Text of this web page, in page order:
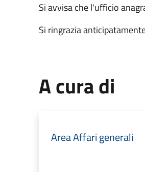
Si avvisa che l'ufficio
Si ringrazia
A cura di
Area Affari generali